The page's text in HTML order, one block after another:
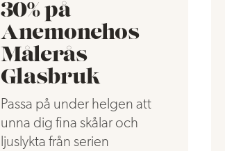
30% på
Anemonehos
Målerås
Glasbruk
Passa på under helgen att
unna dig fina skålar och
ljuslykta från serien